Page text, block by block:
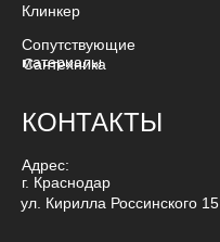
Клинкер
Сантехника
Сопутствующие
материалы
КОНТАКТЫ
Адрес:
г. Краснодар
ул. Кирилла Россинского 15